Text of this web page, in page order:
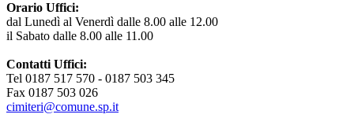
Orario Uffici:
dal Lunedì al Venerdì dalle 8.00 alle 12.00
il Sabato dalle 8.00 alle 11.00
Contatti Uffici:
Tel 0187 517 570 - 0187 503 345
Fax 0187 503 026
cimiteri@comune.sp.it